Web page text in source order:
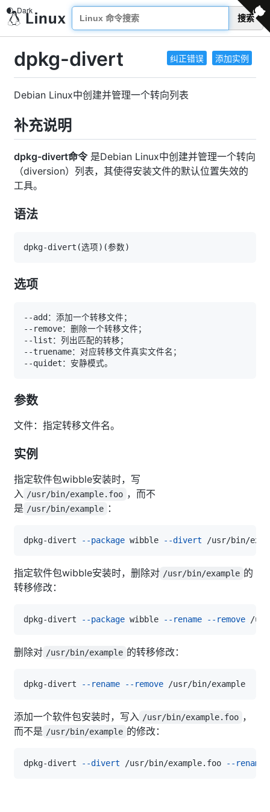
搜索
纠正错误 添加实例
dpkg-divert
Debian Linux中创建并管理一个转向列表
补充说明
dpkg-divert命令是Debian Linux中创建并管理一个转向
（diversion）列表，其使得安装文件的默认位置失效的
工具。
语法
dpkg-divert (选项) (参数)
选项
参数
文件：指定转移文件名。
实例
指定软件包wibble安装时，写
入 /usr/bin/example.foo ，而不
是 /usr/bin/example ：
dpkg-divert --package wibble --divert /usr/bin/
指定软件包wibble安装时，删除对 /usr/bin/example 的
转移修改：
dpkg-divert --package wibble --rename --remove
删除对 /usr/bin/example 的转移修改：
dpkg-divert --rename --remove
添加一个软件包安装时，写入 /usr/bin/example.foo ，
而不是 /usr/bin/example 的修改：
dpkg-divert --divert /usr/bin/example.foo --rename